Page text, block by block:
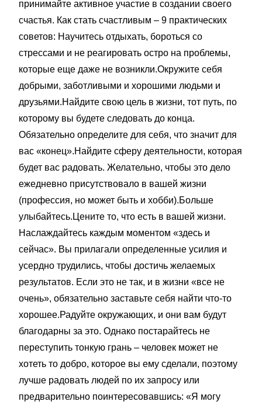
принимайте активное участие в создании своего
счастья. Как стать счастливым – 9 практических
советов: Научитесь отдыхать, бороться со
стрессами и не реагировать остро на проблемы,
которые еще даже не возникли.Окружите себя
добрыми, заботливыми и хорошими людьми и
друзьями.Найдите свою цель в жизни, тот путь, по
которому вы будете следовать до конца.
Обязательно определите для себя, что значит для
вас «конец».Найдите сферу деятельности, которая
будет вас радовать. Желательно, чтобы это дело
ежедневно присутствовало в вашей жизни
(профессия, но может быть и хобби).Больше
улыбайтесь.Цените то, что есть в вашей жизни.
Наслаждайтесь каждым моментом «здесь и
сейчас». Вы прилагали определенные усилия и
усердно трудились, чтобы достичь желаемых
результатов. Если это не так, и в жизни «все не
очень», обязательно заставьте себя найти что-то
хорошее.Радуйте окружающих, и они вам будут
благодарны за это. Однако постарайтесь не
переступить тонкую грань – человек может не
хотеть то добро, которое вы ему сделали, поэтому
лучше радовать людей по их запросу или
предварительно поинтересовавшись: «Я могу